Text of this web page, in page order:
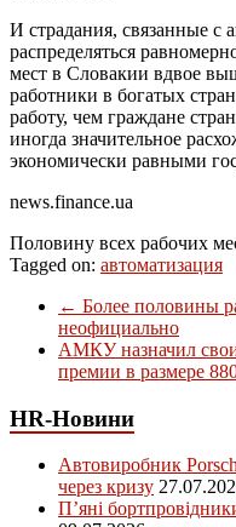
И страдания, связанные с
распределяться
мест в Словакии вдвое
работники в богатых
работу, чем граждане
иногда значительное
экономически равными
news.finance.ua
Половину всех рабочих
Tagged on: автоматизация
← Более половины
неофициально
АМКУ назначил
премии в размере
HR-Новини
Автовиробник
через кризу
П’яні